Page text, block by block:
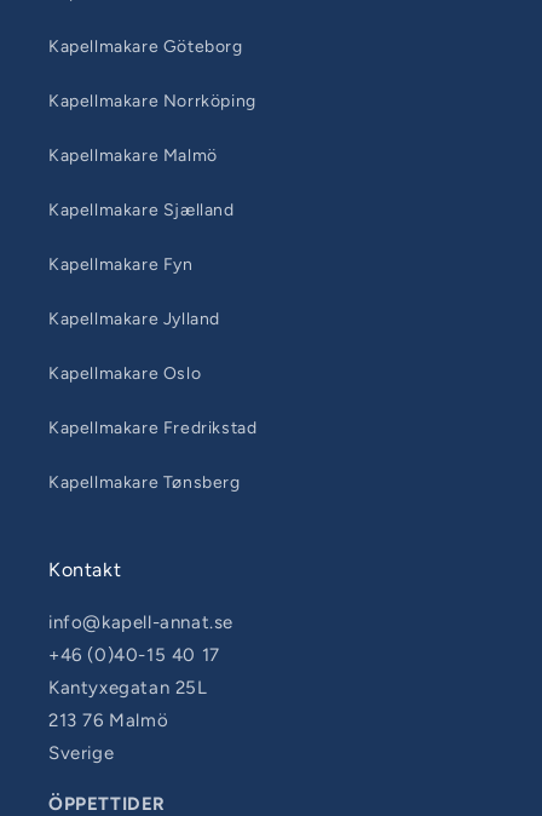
Kapellmakare Göteborg
Kapellmakare Norrköping
Kapellmakare Malmö
Kapellmakare Sjælland
Kapellmakare Fyn
Kapellmakare Jylland
Kapellmakare Oslo
Kapellmakare Fredrikstad
Kapellmakare Tønsberg
Kontakt
info@kapell-annat.se
+46 (0)40-15 40 17
Kantyxegatan 25L
213 76 Malmö
Sverige
ÖPPETTIDER